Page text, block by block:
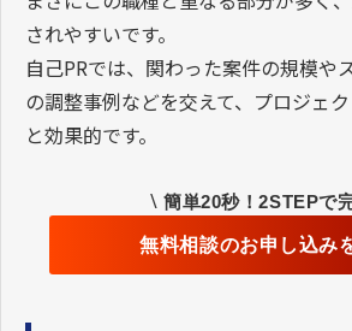
されやすいです。
自己PRでは、関わった案件の規模や
の調整事例などを交えて、プロジェ
と効果的です。
\ 簡単20秒！2STEPで
無料相談のお申し込み